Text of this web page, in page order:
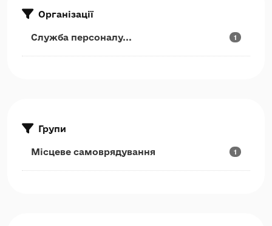
Організації
Служба персоналу... 1
Групи
Місцеве самоврядування 1